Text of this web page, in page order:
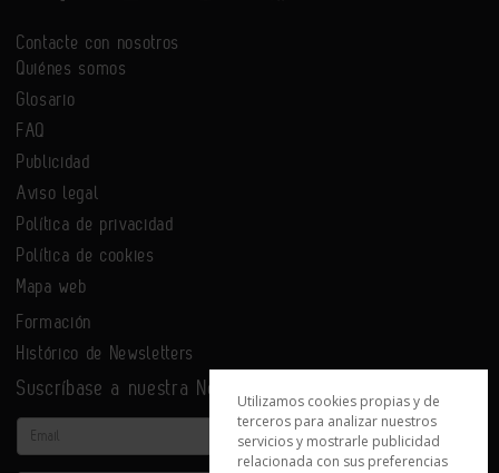
Contacte con nosotros
Quiénes somos
Glosario
FAQ
Publicidad
Aviso legal
Política de privacidad
Política de cookies
Mapa web
Formación
Histórico de Newsletters
Suscríbase a nuestra Newsletter
Email
Utilizamos cookies propias y de
terceros para analizar nuestros
servicios y mostrarle publicidad
relacionada con sus preferencias